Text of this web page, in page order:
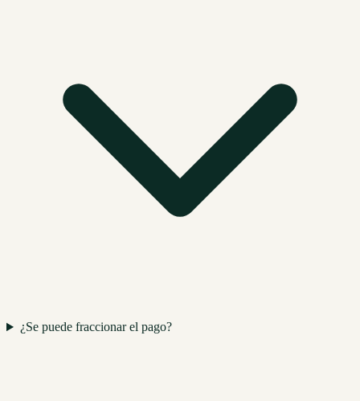
¿Se puede fraccionar el pago?